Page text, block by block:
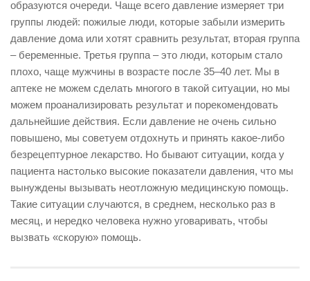
образуются очереди. Чаще всего давление измеряет три
группы людей: пожилые люди, которые забыли измерить
давление дома или хотят сравнить результат, вторая группа
– беременные. Третья группа – это люди, которым стало
плохо, чаще мужчины в возрасте после 35–40 лет. Мы в
аптеке не можем сделать многого в такой ситуации, но мы
можем проанализировать результат и порекомендовать
дальнейшие действия. Если давление не очень сильно
повышено, мы советуем отдохнуть и принять какое-­либо
безрецептурное лекарство. Но бывают ситуации, когда у
пациента настолько высокие показатели давления, что мы
вынуждены вызывать неотложную медицинскую помощь.
Такие ситуации случаются, в среднем, несколько раз в
месяц, и нередко человека нужно уговаривать, чтобы
вызвать «скорую» помощь.